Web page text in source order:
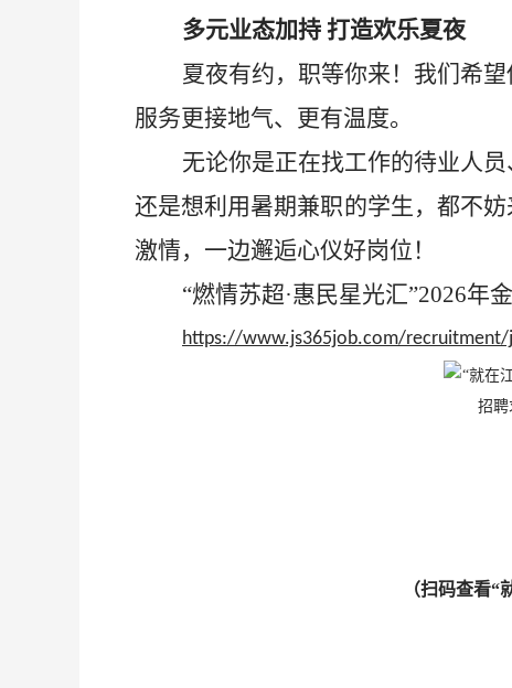
多元业态加持 打造欢乐夏夜
夏夜有约，职等你来！我们希
服务更接地气、更有温度。
无论你是正在找工作的待业人
还是想利用暑期兼职的学生，都不妨
激情，一边邂逅心仪好岗位！
“燃情苏超·惠民星光汇”2026年
https://www.js365job.com/recruitment/
（扫码查看“